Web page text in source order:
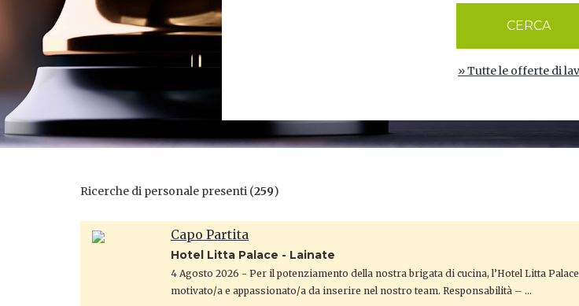
CERCA
» Tutte le offerte di
Ricerche di personale presenti (259)
Capo Partita
Hotel Litta Palace - Lainate
4 Agosto 2026 - Per il potenziamento della nostra brigata di cucina, l’Hotel Litta
motivato/a e appassionato/a da inserire nel nostro team. Responsabilità – …